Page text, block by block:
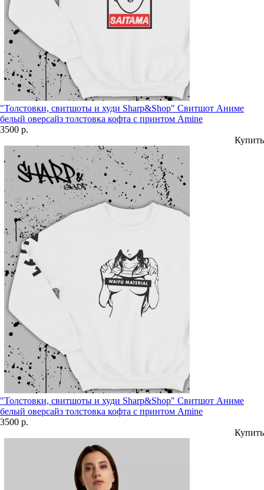
"Толстовки, свитшоты и худи Sharp&Shop" Свитшот Аниме
белый оверсайз толстовка кофта с принтом Amine
3500 р.
Купить
"Толстовки, свитшоты и худи Sharp&Shop" Свитшот Аниме
белый оверсайз толстовка кофта с принтом Amine
3500 р.
Купить